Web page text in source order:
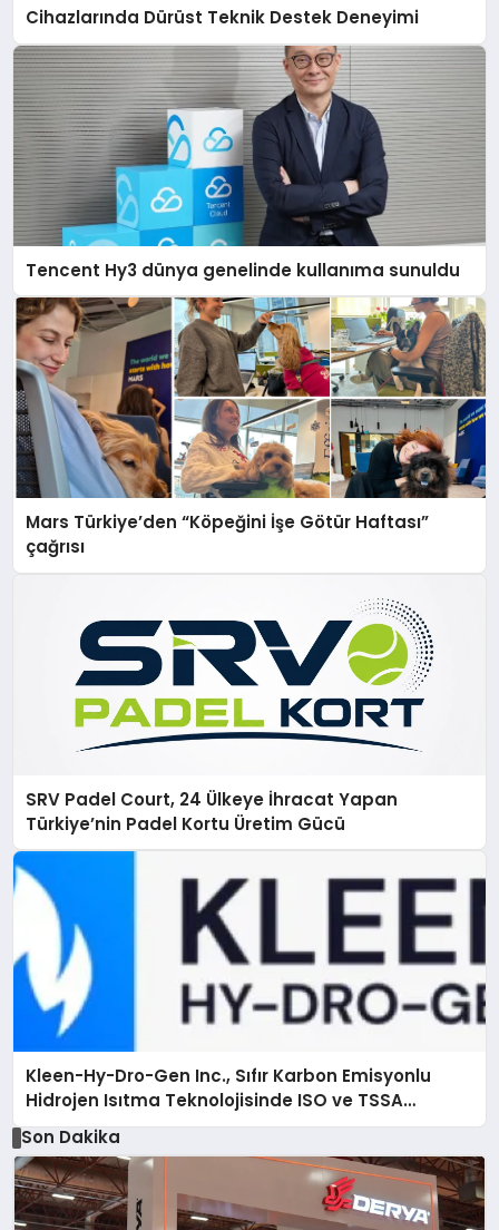
Cihazlarında Dürüst Teknik Destek Deneyimi
Tencent Hy3 dünya genelinde kullanıma sunuldu
Mars Türkiye’den “Köpeğini İşe Götür Haftası”
çağrısı
SRV Padel Court, 24 Ülkeye İhracat Yapan
Türkiye’nin Padel Kortu Üretim Gücü
Kleen-Hy-Dro-Gen Inc., Sıfır Karbon Emisyonlu
Hidrojen Isıtma Teknolojisinde ISO ve TSSA
Düzenleyici Onaylarını Aldı
Son Dakika